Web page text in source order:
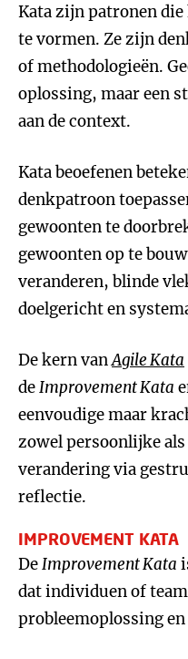
Kata zijn patronen
te vormen. Ze zijn
of methodologieën.
oplossing, maar een
aan de context.
Kata beoefenen
denkpatroon
gewoonten te
gewoonten op te
veranderen, blinde
doelgericht en
De kern vanAgile Kata
deImprovement Kata
eenvoudige maar
zowel persoonlijke
verandering via
reflectie.
IMPROVEMENT KATA
DeImprovement Kata
dat individuen of
probleemoplossing